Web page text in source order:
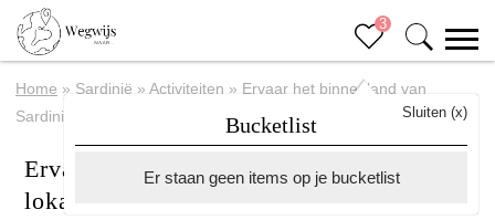
3
Bucketlist
Sluiten (x)
Er staan geen items op je bucketlist
Home » Sardinië » Activiteiten » Ervaar het binnenland van
Sardinië: lokaal ontbijtje met een local (vlakbij Nuoro)
Ervaar het binnenland van Sardinië:
lokaal ontbijtje met een local (vlakbij